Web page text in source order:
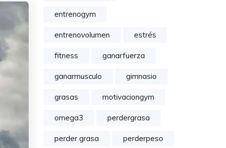
entrenogym
entrenovolumen estrés
fitness ganarfuerza
ganarmusculo gimnasio
grasas motivaciongym
omega3 perdergrasa
perder grasa perderpeso